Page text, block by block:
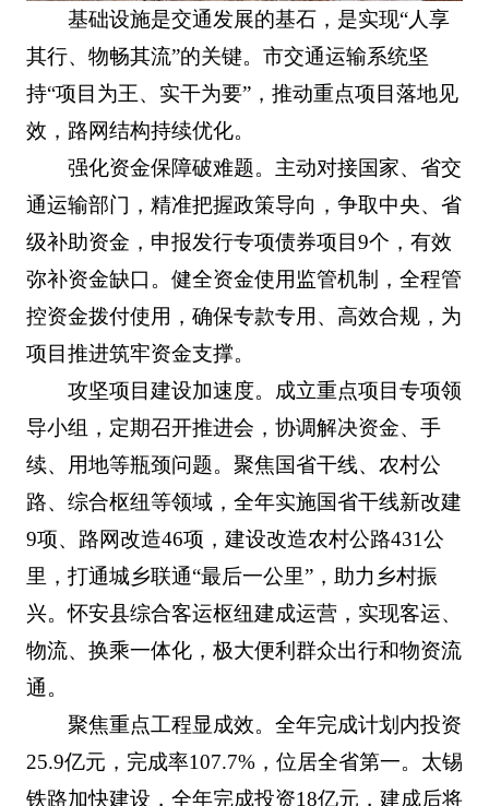
基础设施是交通发展的基石，是实现“人享
其行、物畅其流”的关键。市交通运输系统坚
持“项目为王、实干为要”，推动重点项目落地见
效，路网结构持续优化。
强化资金保障破难题。主动对接国家、省交
通运输部门，精准把握政策导向，争取中央、省
级补助资金，申报发行专项债券项目9个，有效
弥补资金缺口。健全资金使用监管机制，全程管
控资金拨付使用，确保专款专用、高效合规，为
项目推进筑牢资金支撑。
攻坚项目建设加速度。成立重点项目专项领
导小组，定期召开推进会，协调解决资金、手
续、用地等瓶颈问题。聚焦国省干线、农村公
路、综合枢纽等领域，全年实施国省干线新改建
9项、路网改造46项，建设改造农村公路431公
里，打通城乡联通“最后一公里”，助力乡村振
兴。怀安县综合客运枢纽建成运营，实现客运、
物流、换乘一体化，极大便利群众出行和物资流
通。
聚焦重点工程显成效。全年完成计划内投资
25.9亿元，完成率107.7%，位居全省第一。太锡
铁路加快建设，全年完成投资18亿元，建成后将